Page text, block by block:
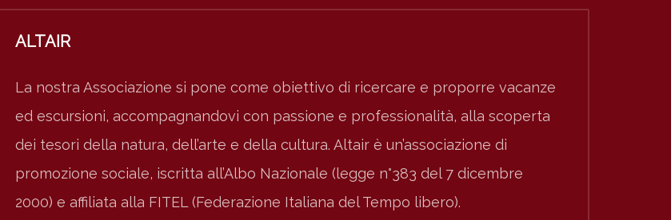
ALTAIR
La nostra Associazione si pone come obiettivo di ricercare e proporre vacanze
ed escursioni, accompagnandovi con passione e professionalità, alla scoperta
dei tesori della natura, dell’arte e della cultura. Altair è un’associazione di
promozione sociale, iscritta all’Albo Nazionale (legge n°383 del 7 dicembre
2000) e affiliata alla FITEL (Federazione Italiana del Tempo libero).